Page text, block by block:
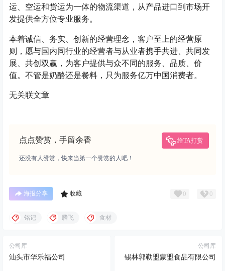
运、空运和货运为一体的物流渠道，从产品进口到市场开
发提供全方位专业服务。
本着诚信、务实、创新的经营理念，客户至上的经营原
则，愿与国内同行业的经营者与从业者携手共进、共同发
展、共创双赢，为客户提供与众不同的服务、品质、价
值。不管是奶酪还是餐料，只为服务亿万中国消费者。
无关联文章
点点赞赏，手留余香 给TA打赏
还没有人赞赏，快来当第一个赞赏的人吧！
海报分享 收藏 0 0
铭记 腾飞 食材
公司库
汕头市华乐福公司
公司库
锡林郭勒盟蒙盟食品有限公司